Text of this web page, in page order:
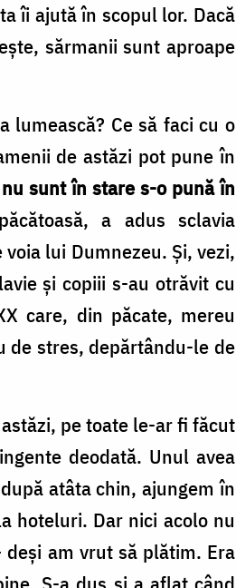
îi ajută în scopul lor. Dacă
sărmanii sunt aproape
lumească? Ce să faci cu o
de astăzi pot pune în
sunt în stare s-o pună în
a adus sclavia
lui Dumnezeu. Şi, vezi,
şi copiii s-au otrăvit cu
care, din păcate, mereu
de stres, depărtându-le de
pe toate le-ar fi făcut
deodată. Unul avea
atâta chin, ajungem în
hoteluri. Dar nici acolo nu
am vrut să plătim. Era